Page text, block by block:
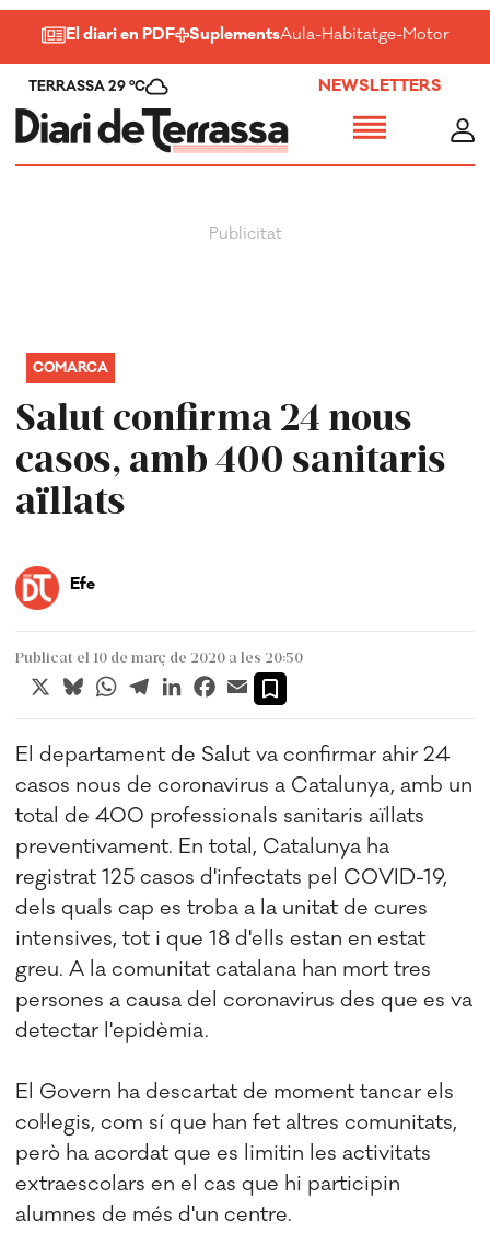
El diari en PDF SuplementsAula-Habitatge-Motor-
TERRASSA 29 ºC NEWSLETTERS
Salut confirma 24 nous
casos, amb 400 sanitaris
aïllats
COMARCA
Efe
Publicat el 10 de març de 2020 a les 20:50
X BlueskyWhatsApp
TelegramLinkedInFacebook
Email
El departament de Salut va confirmar ahir 24
casos nous de coronavirus a Catalunya, amb un
total de 400 professionals sanitaris aïllats
preventivament. En total, Catalunya ha
registrat 125 casos d'infectats pel COVID-19,
dels quals cap es troba a la unitat de cures
intensives, tot i que 18 d'ells estan en estat
greu. A la comunitat catalana han mort tres
persones a causa del coronavirus des que es va
detectar l'epidèmia.
El Govern ha descartat de moment tancar els
col·legis, com sí que han fet altres comunitats,
però ha acordat que es limitin les activitats
extraescolars en el cas que hi participin
alumnes de més d'un centre.